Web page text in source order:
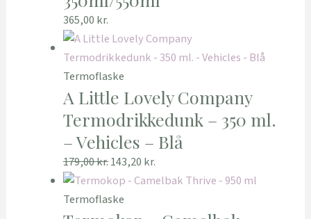
365,00 kr.
Termoflaske
A Little Lovely Company
Termodrikkedunk – 350 ml.
– Vehicles – Blå
179,00kr.143,20 kr.
Termoflaske